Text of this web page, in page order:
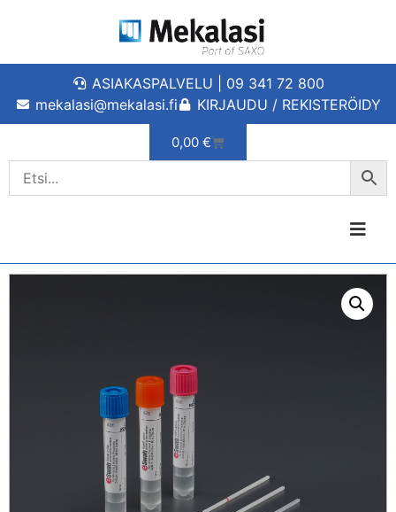
ASIAKASPALVELU | 09 341 72 800
mekalasi@mekalasi.fi
KIRJAUDU / REKISTERÖIDY
0,00 €